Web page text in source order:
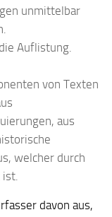
unmittelbar
Auflistung.
von Texten
aus
welcher durch
davon aus,